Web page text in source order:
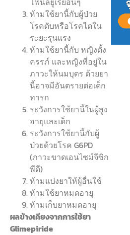
ห้ามใช้ยานี้กับผู้ป่วย
โรคตับหรือโรคไตใน
ระยะรุนแรง
ห้ามใช้ยานี้กับ หญิงตั้ง
ครรภ์ และหญิงที่อยู่ใน
ภาวะให้นมบุตร ด้วยยา
นี้อาจมีอันตรายต่อเด็ก
ทารก
ระวังการใช้ยานี้ในผู้สูง
อายุและเด็ก
ระวังการใช้ยานี้กับผู้
ป่วยด้วยโรค G6PD
(ภาวะขาดเอนไซม์จีซิก
พีดี)
ห้ามแบ่งยาให้ผู้อื่นใช้
ห้ามใช้ยาหมดอายุ
ห้ามเก็บยาหมดอายุ
ผลข้างเคียงจากการใช้ยา
Glimepiride